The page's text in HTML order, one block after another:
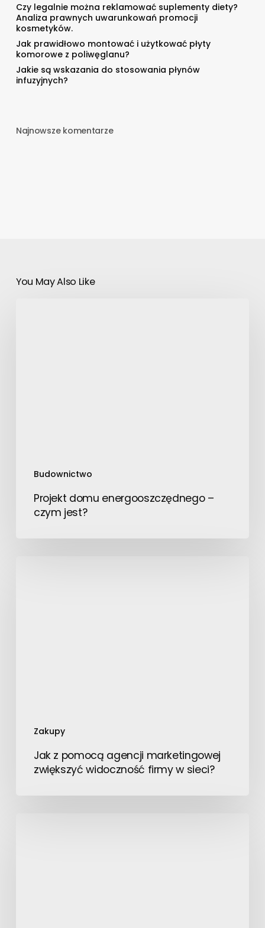
Czy legalnie można reklamować suplementy diety?
Analiza prawnych uwarunkowań promocji
kosmetyków.
Jak prawidłowo montować i użytkować płyty
komorowe z poliwęglanu?
Jakie są wskazania do stosowania płynów
infuzyjnych?
Najnowsze komentarze
You May Also Like
Budownictwo
Projekt domu energooszczędnego –
czym jest?
Zakupy
Jak z pomocą agencji marketingowej
zwiększyć widoczność firmy w sieci?